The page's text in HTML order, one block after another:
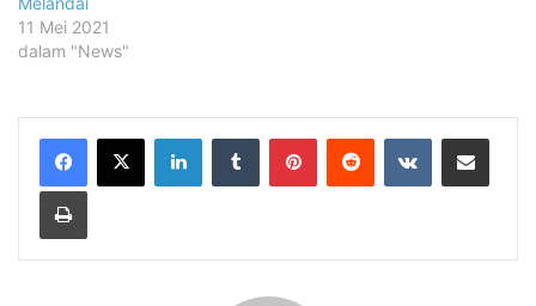
11 Mei 2021
dalam "News"
LinkedInTumblr PinterestReddit VKontakteShare via Email
Print